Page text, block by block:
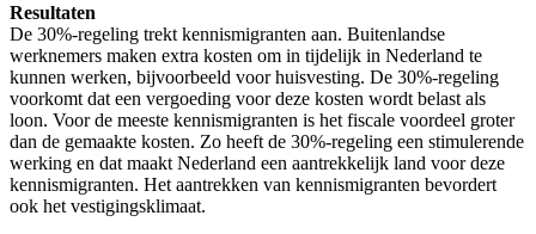
Resultaten
De 30%-regeling trekt kennismigranten aan. Buitenlandse
werknemers maken extra kosten om in tijdelijk in Nederland te
kunnen werken, bijvoorbeeld voor huisvesting. De 30%-regeling
voorkomt dat een vergoeding voor deze kosten wordt belast als
loon. Voor de meeste kennismigranten is het fiscale voordeel groter
dan de gemaakte kosten. Zo heeft de 30%-regeling een stimulerende
werking en dat maakt Nederland een aantrekkelijk land voor deze
kennismigranten. Het aantrekken van kennismigranten bevordert
ook het vestigingsklimaat.